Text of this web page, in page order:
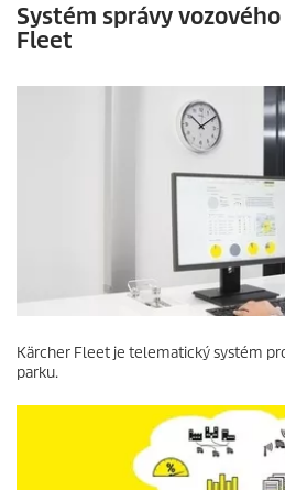
Systém správy
Fleet
Kärcher Fleet je telematický systém
parku.